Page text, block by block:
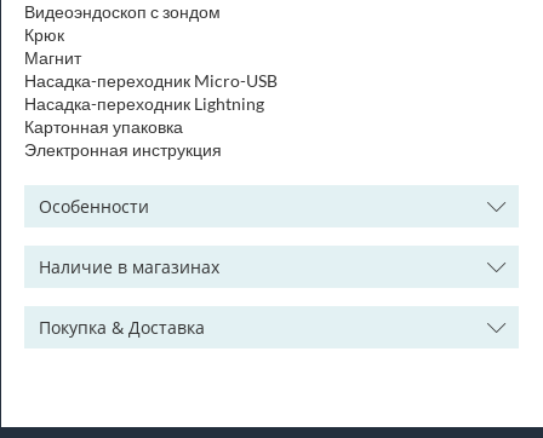
Видеоэндоскоп с зондом
Крюк
Магнит
Насадка-переходник Micro-USB
Насадка-переходник Lightning
Картонная упаковка
Электронная инструкция
Особенности
Наличие в магазинах
Покупка & Доставка